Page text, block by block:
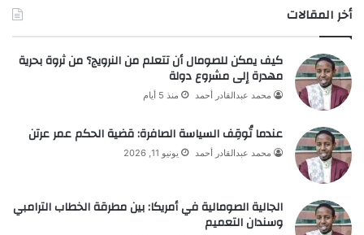
أخر المقالات
كيف يمكن للصومال أن تتعلم من النرويج؟ من ثروة بحرية
مهدرة إلى مشروع دولة
محمد عبدالقادر أحمد منذ 5 أيام
عندما تُوقِف السياسة الصافرة: قضية الحكم عمر عرتن
محمد عبدالقادر أحمد يونيو 11, 2026
الجالية الصومالية في أمريكا: بين مطرقة الخطاب الترامبي
وسندان التعميم